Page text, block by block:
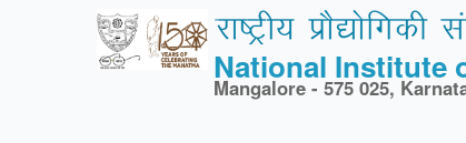
National Institute
Mangalore - 575 025,